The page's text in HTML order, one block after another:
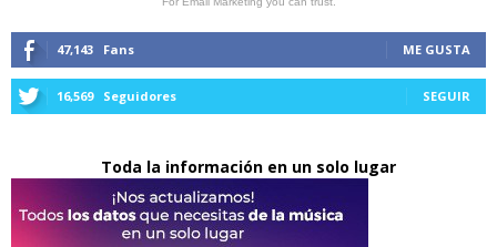
47,143 Fans ME GUSTA
16,569 Seguidores SEGUIR
Toda la información en un solo lugar